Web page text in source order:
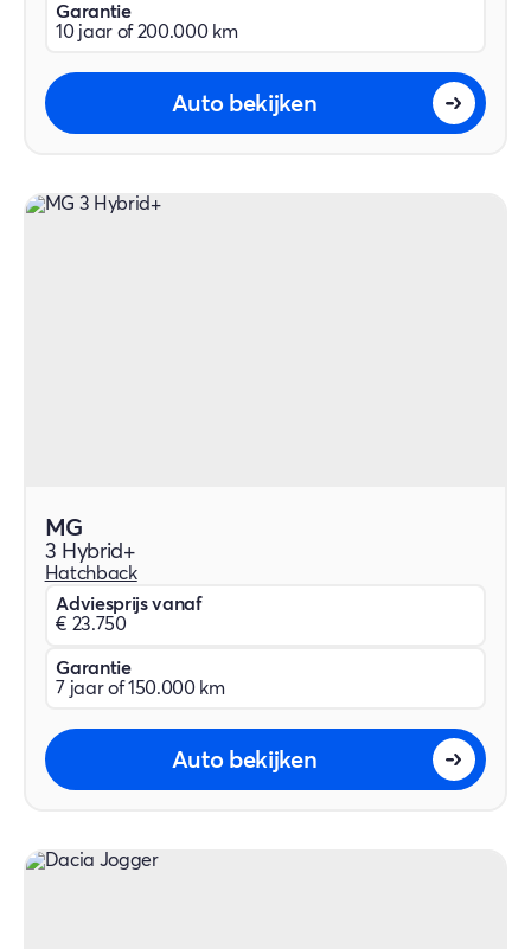
Garantie
10 jaar of 200.000 km
Auto bekijken
MG
3 Hybrid+
Hatchback
Adviesprijs vanaf
€ 23.750
Garantie
7 jaar of 150.000 km
Auto bekijken